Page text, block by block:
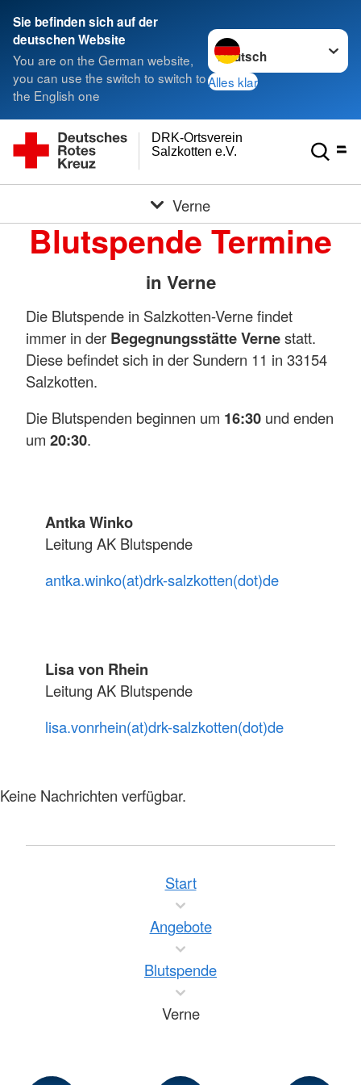
Sie befinden sich auf der
deutschen Website
You are on the German website,
you can use the switch to switch to
the English one
Sprache wechseln zu
Alles klar
Salzkotten e.V.
DRK-Ortsverein
Verne
Blutspende Termine
in Verne
Die Blutspende in Salzkotten-Verne findet
immer in der Begegnungsstätte Vernestatt.
Diese befindet sich in der Sundern 11 in 33154
Salzkotten.
Die Blutspenden beginnen um 16:30 und enden
um 20:30.
Antka Winko
Leitung AK Blutspende
antka.winko(at)drk-salzkotten(dot)de
Lisa von Rhein
Leitung AK Blutspende
lisa.vonrhein(at)drk-salzkotten(dot)de
Keine Nachrichten verfügbar.
Start
Angebote
Blutspende
Verne